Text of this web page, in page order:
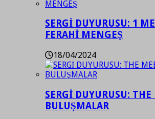
SERGİ DUYURUSU: 1
FERAHİ MENGEŞ
18/04/2024
SERGİ DUYURUSU:
BULUŞMALAR